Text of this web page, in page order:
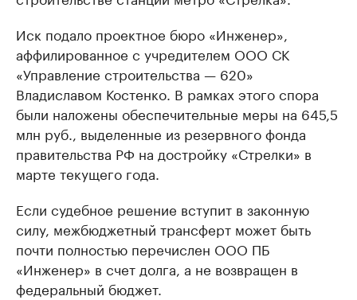
Иск подало проектное бюро «Инженер»,
аффилированное с учредителем ООО СК
«Управление строительства — 620»
Владиславом Костенко. В рамках этого спора
были наложены обеспечительные меры на 645,5
млн руб., выделенные из резервного фонда
правительства РФ на достройку «Стрелки» в
марте текущего года.
Если судебное решение вступит в законную
силу, межбюджетный трансферт может быть
почти полностью перечислен ООО ПБ
«Инженер» в счет долга, а не возвращен в
федеральный бюджет.